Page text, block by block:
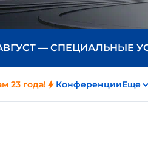
— СПЕЦИАЛЬНЫЕ
23 года! КонференцииЕще